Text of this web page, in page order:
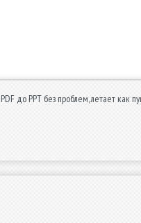
до PPT без проблем, летает как